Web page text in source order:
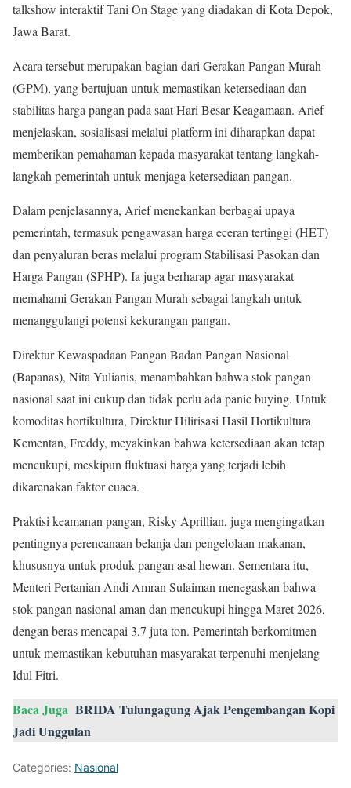
talkshow interaktif Tani On Stage yang diadakan di Kota Depok,
Jawa Barat.
Acara tersebut merupakan bagian dari Gerakan Pangan Murah
(GPM), yang bertujuan untuk memastikan ketersediaan dan
stabilitas harga pangan pada saat Hari Besar Keagamaan. Arief
menjelaskan, sosialisasi melalui platform ini diharapkan dapat
memberikan pemahaman kepada masyarakat tentang langkah-
langkah pemerintah untuk menjaga ketersediaan pangan.
Dalam penjelasannya, Arief menekankan berbagai upaya
pemerintah, termasuk pengawasan harga eceran tertinggi (HET)
dan penyaluran beras melalui program Stabilisasi Pasokan dan
Harga Pangan (SPHP). Ia juga berharap agar masyarakat
memahami Gerakan Pangan Murah sebagai langkah untuk
menanggulangi potensi kekurangan pangan.
Direktur Kewaspadaan Pangan Badan Pangan Nasional
(Bapanas), Nita Yulianis, menambahkan bahwa stok pangan
nasional saat ini cukup dan tidak perlu ada panic buying. Untuk
komoditas hortikultura, Direktur Hilirisasi Hasil Hortikultura
Kementan, Freddy, meyakinkan bahwa ketersediaan akan tetap
mencukupi, meskipun fluktuasi harga yang terjadi lebih
dikarenakan faktor cuaca.
Praktisi keamanan pangan, Risky Aprillian, juga mengingatkan
pentingnya perencanaan belanja dan pengelolaan makanan,
khususnya untuk produk pangan asal hewan. Sementara itu,
Menteri Pertanian Andi Amran Sulaiman menegaskan bahwa
stok pangan nasional aman dan mencukupi hingga Maret 2026,
dengan beras mencapai 3,7 juta ton. Pemerintah berkomitmen
untuk memastikan kebutuhan masyarakat terpenuhi menjelang
Idul Fitri.
Baca Juga BRIDA Tulungagung Ajak Pengembangan Kopi
Jadi Unggulan
Categories: Nasional